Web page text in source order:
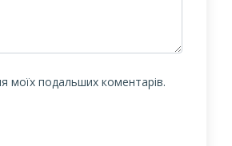
моїх подальших коментарів.